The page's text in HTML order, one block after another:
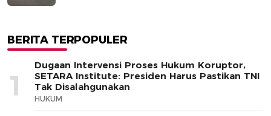
BERITA TERPOPULER
1
Dugaan Intervensi Proses Hukum Koruptor,
SETARA Institute: Presiden Harus Pastikan TNI
Tak Disalahgunakan
HUKUM